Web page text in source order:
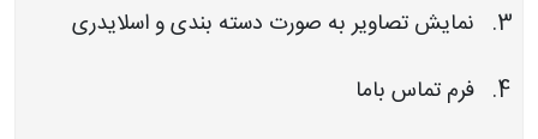
نمایش تصاویر به صورت دسته بندی و اسلایدری
فرم تماس باما